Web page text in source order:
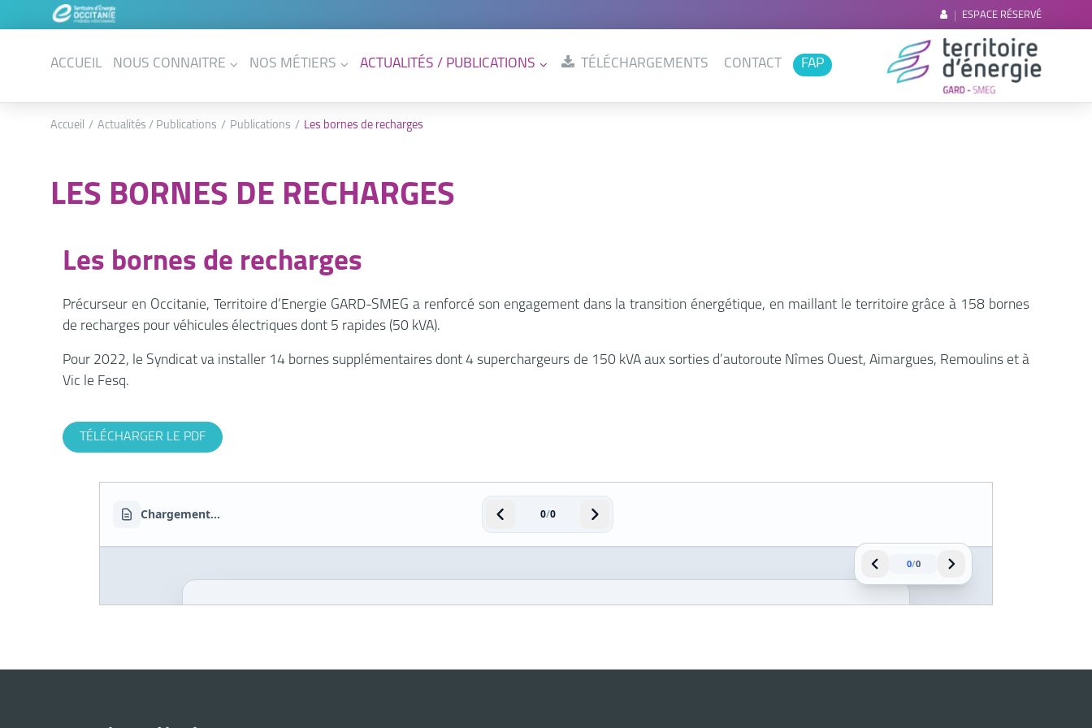
ESPACE RÉSERVÉ
ACCUEIL NOUS CONNAITRE NOS MÉTIERS ACTUALITÉS / PUBLICATIONS TÉLÉCHARGEMENTS CONTACT FAP
Accueil Actualités / Publications Publications Les bornes de recharges
LES BORNES DE RECHARGES
Les bornes de recharges
Précurseur en Occitanie, Territoire d’Energie GARD-SMEG a renforcé son engagement dans la transition énergétique, en maillant le territoire grâce à 158 bornes
de recharges pour véhicules électriques dont 5 rapides (50 kVA).
Pour 2022, le Syndicat va installer 14 bornes supplémentaires dont 4 superchargeurs de 150 kVA aux sorties d’autoroute Nîmes Ouest, Aimargues, Remoulins et à
Vic le Fesq.
TÉLÉCHARGER LE PDF